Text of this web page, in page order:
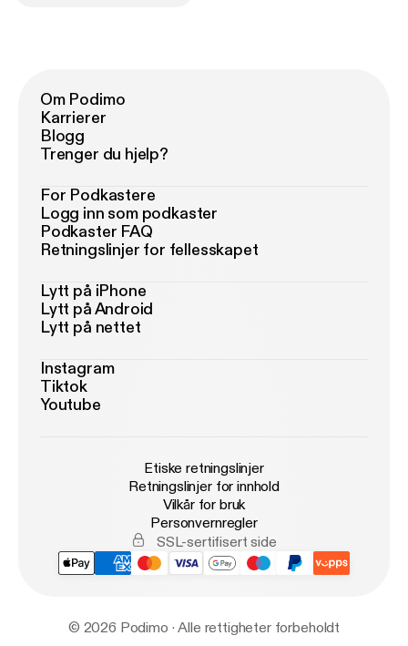
Om Podimo
Karrierer
Blogg
Trenger du hjelp?
For Podkastere
Logg inn som podkaster
Podkaster FAQ
Retningslinjer for fellesskapet
Lytt på iPhone
Lytt på Android
Lytt på nettet
Instagram
Tiktok
Youtube
Etiske retningslinjer
Retningslinjer for innhold
Vilkår for bruk
Personvernregler
SSL-sertifisert side
© 2026 Podimo · Alle rettigheter forbeholdt